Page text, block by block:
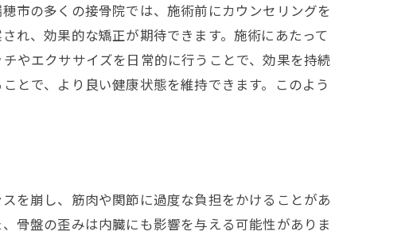
康改善
市の多くの接骨院では、施術前にカウンセリングを
れ、効果的な矯正が期待できます。施術にあたって
やエクササイズを日常的に行うことで、効果を持続
とで、より良い健康状態を維持できます。このよう
を崩し、筋肉や関節に過度な負担をかけることがあ
骨盤の歪みは内臓にも影響を与える可能性がありま